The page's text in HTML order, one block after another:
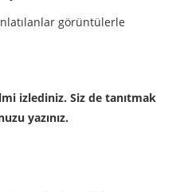
görüntülerle
izlediniz. Siz de tanıtmak
yazınız.